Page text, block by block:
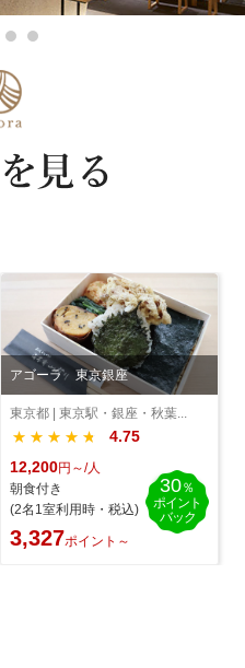
アゴーラ 東京銀座
東京都 | 東京駅・銀座・秋葉...
★★★★★
★★★★★
4.75
12,200円～/人
朝食付き
(2名1室利用時・税込)
3,327ポイント～
30％
ポイント
バック